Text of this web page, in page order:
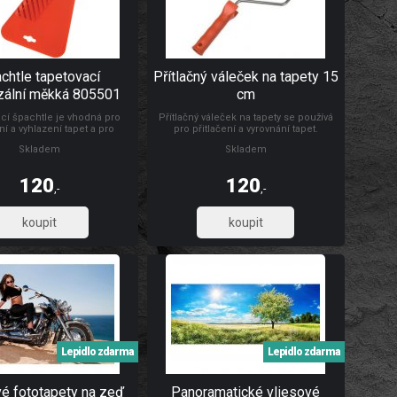
tapetovací
měkká 805501
špachtle je vhodná pro
a vyhlazení tapet a pro
pro odříznutí tapet ve
Skladem
120 ,-
99,17
Přítlačný váleček na tapety 15
cm
Přítlačný váleček na tapety se používá
pro přitlačení a vyrovnání tapet.
je vyroben z PUR pěny, umělohmotný
Skladem
120 ,-
99,17
fototapety na zeď
Lepidlo zdarma
Panoramatické vliesové
Lepidlo zdarma